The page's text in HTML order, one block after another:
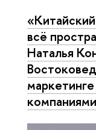
всё
Наталья
компаниями